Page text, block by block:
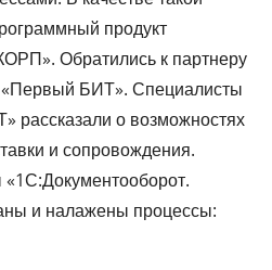
продукт
Обратились к партнеру
БИТ». Специалисты
рассказали о возможностях
и сопровождения.
и налажены процессы: